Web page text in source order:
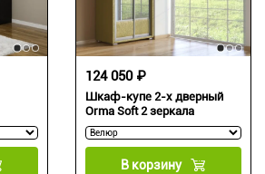
Шкаф-купе 2-х дверный
Orma Soft 2 зеркала
124 050 ₽
В корзину